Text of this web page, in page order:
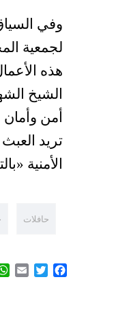
وفي
لجمعية
هذه
الشيخ
أمن
تريد
الأمنية
حافلات
Facebook